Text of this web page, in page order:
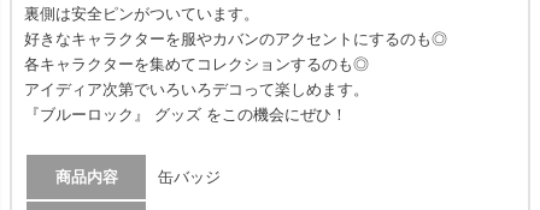
裏側は安全ピンがついています。
好きなキャラクターを服やカバンのアクセントにするのも◎
各キャラクターを集めてコレクションするのも◎
アイディア次第でいろいろデコって楽しめます。
『ブルーロック』 グッズ をこの機会にぜひ！
商品内容 缶バッジ